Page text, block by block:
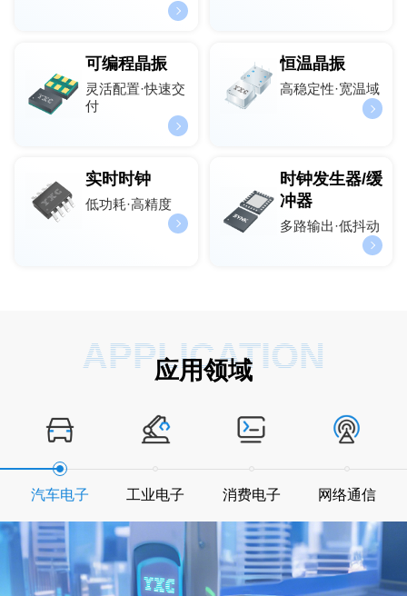
可编程晶振
灵活配置·快速交
付
恒温晶振
高稳定性·宽温域
实时时钟
低功耗·高精度
时钟发生器/缓
冲器
多路输出·低抖动
APPLICATION
应用领域
汽车电子 工业电子 消费电子 网络通信